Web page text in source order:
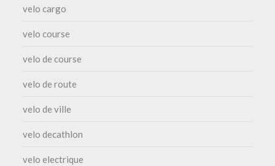
velo cargo
velo course
velo de course
velo de route
velo de ville
velo decathlon
velo electrique